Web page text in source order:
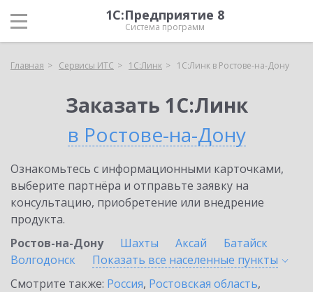
1С:Предприятие 8
Система программ
Главная Сервисы ИТС 1С:Линк 1С:Линк в Ростове-на-Дону
Заказать 1С:Линк
в Ростове-на-Дону
Ознакомьтесь с информационными карточками,
выберите партнёра и отправьте заявку на
консультацию, приобретение или внедрение
продукта.
Ростов-на-Дону
Шахты Аксай
Батайск
Волгодонск
Показать все населенные пункты
Смотрите также: Россия, Ростовская область,